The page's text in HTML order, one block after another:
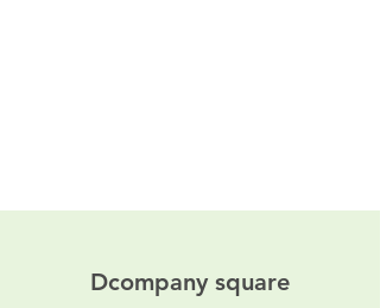
Dcompany square